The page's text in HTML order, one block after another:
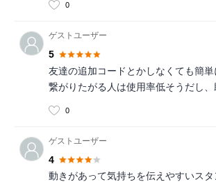
0
ゲストユーザー
5
友達の追加コードとかしなくても簡
繋がりたがる人は使用率低そうだし、
0
ゲストユーザー
4
動きがあって気持ちを伝えやすいス